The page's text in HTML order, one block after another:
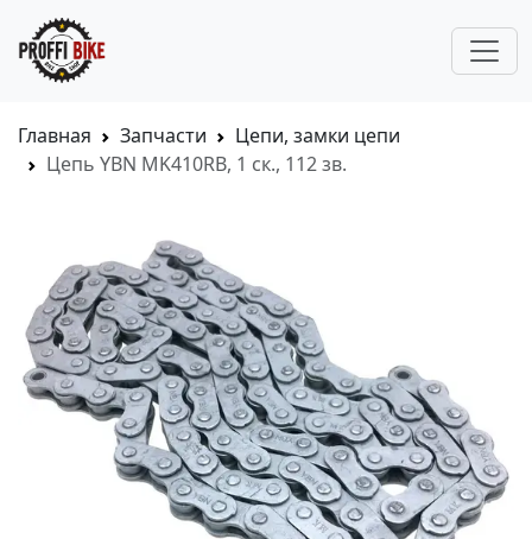
Главная Запчасти
Цепи, замки цепи
Цепь YBN MK410RB, 1 ск., 112 зв.